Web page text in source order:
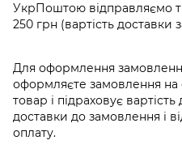
УкрПоштою відправляємо
250 грн (вартість доставки
Для оформлення
оформляєте замовлення на
товар і підраховує
доставки до замовлення і
оплату.